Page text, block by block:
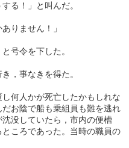
る！」と叫んだ。
りません！」
号令を下した。
，事なきを得た。
何人かが死亡したかもしれな
お陰で船も乗組員も難を逃れ
没していたら，市内の便槽
ころであった。当時の職員の